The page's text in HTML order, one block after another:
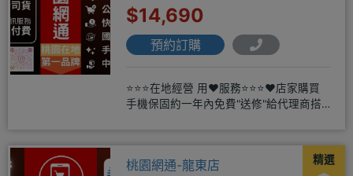
$14,690
預約訂購
⭐⭐⭐在地經營 用❤️服務⭐⭐⭐❤️店家購買
手機保固約一年內免費"送修"給代理商搭
精選
桃園網通-龍東店